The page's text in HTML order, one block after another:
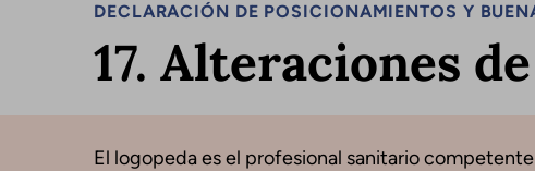
DECLARACIÓN DE POSICIONAMIENTOS Y
17. Alteraciones
El logopeda es el profesional sanitario